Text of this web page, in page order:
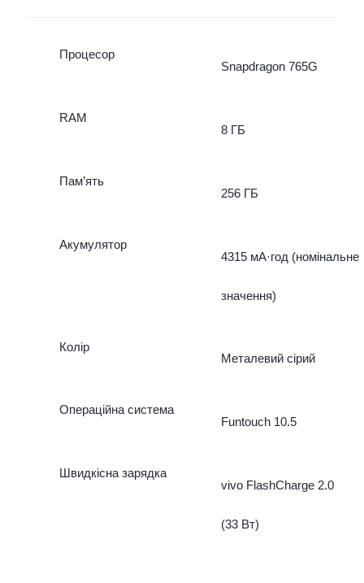
Процесор
Snapdragon 765G
RAM
8 ГБ
Пам’ять
256 ГБ
Акумулятор
4315 мА·год (номінальне
значення)
Колір
Металевий сірий
Операційна система
Funtouch 10.5
Швидкісна зарядка
vivo FlashCharge 2.0
(33 Вт)